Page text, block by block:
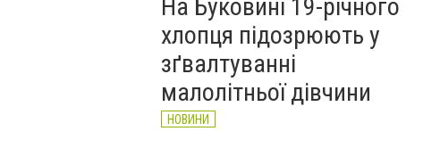
На Буковині 19-річного
хлопця підозрюють у
зґвалтуванні
малолітньої дівчини
НОВИНИ